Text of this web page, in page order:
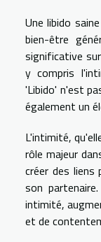
Une libido
bien-être
significative
y compris
'Libido' n'est
également un
L'intimité,
rôle majeur
créer des
son
intimité,
et de